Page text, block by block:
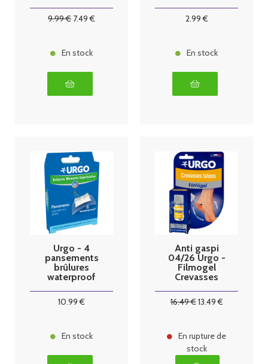
9.99€ 7.49 €
En stock
2.99€
En stock
Urgo - 4
pansements
brûlures
waterproof
10.99 €
En stock
Anti gaspi
04/26 Urgo -
Filmogel
Crevasses
7,5ml
16.49€13.49€
En rupture de
stock